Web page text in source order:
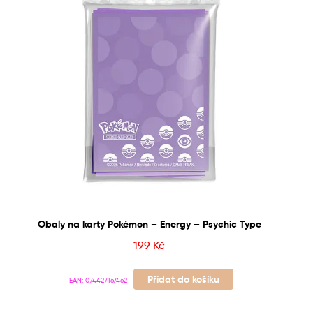
Obaly na karty Pokémon – Energy – Psychic Type
199 Kč
EAN: 074427167462 Přidat do košíku